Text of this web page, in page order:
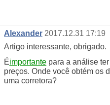
Alexander 2017.12.31 17:19
Artigo interessante, obrigado.
Éimportante para a análise
preços. Onde você obtém os
uma corretora?